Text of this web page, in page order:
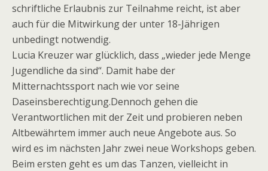
schriftliche Erlaubnis zur Teilnahme reicht, ist aber
auch für die Mitwirkung der unter 18-Jährigen
unbedingt notwendig.
Lucia Kreuzer war glücklich, dass „wieder jede Menge
Jugendliche da sind“. Damit habe der
Mitternachtssport nach wie vor seine
Daseinsberechtigung.Dennoch gehen die
Verantwortlichen mit der Zeit und probieren neben
Altbewährtem immer auch neue Angebote aus. So
wird es im nächsten Jahr zwei neue Workshops geben.
Beim ersten geht es um das Tanzen, vielleicht in